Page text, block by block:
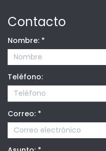
Contacto
Nombre: *
Teléfono:
Correo: *